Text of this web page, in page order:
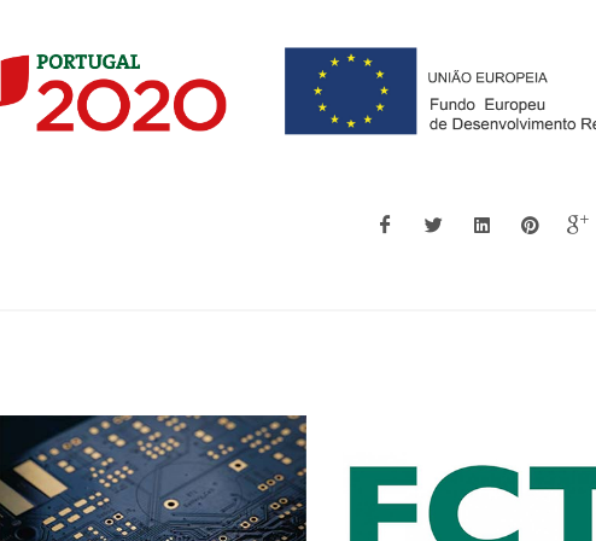
Paula Maria Lousada
Silveirinha Vilarinho
Vice-Diretor
Andrei
Investigador